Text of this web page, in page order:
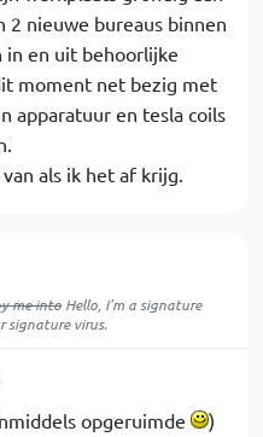
nieuwe bureaus binnen
in en uit behoorlijke
moment net bezig met
apparatuur en tesla coils
als ik het af krijg.
me into Hello, I'm a signature
signature virus.
opgeruimde
)